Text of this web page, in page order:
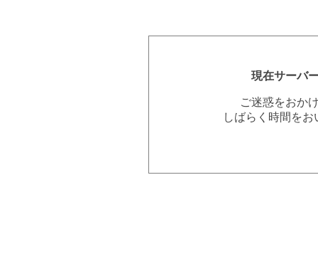
現在サーバ
ご迷惑をおか
しばらく時間を